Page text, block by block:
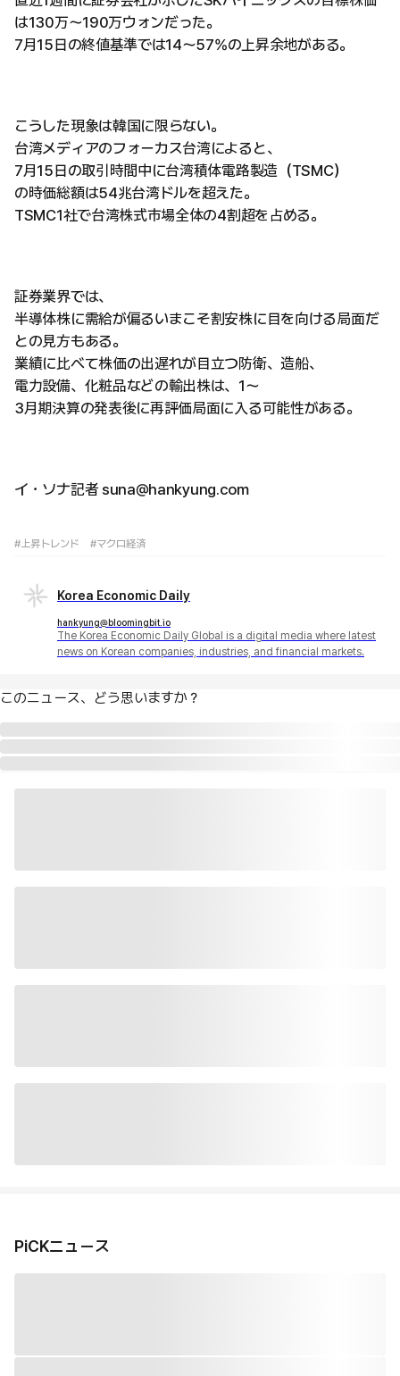
は130万〜190万ウォンだった。
7月15日の終値基準では14〜57%の上昇余地がある。
こうした現象は韓国に限らない。
台湾メディアのフォーカス台湾によると、
7月15日の取引時間中に台湾積体電路製造（TSMC）
の時価総額は54兆台湾ドルを超えた。
TSMC1社で台湾株式市場全体の4割超を占める。
証券業界では、
半導体株に需給が偏るいまこそ割安株に目を向ける局面だ
との見方もある。
業績に比べて株価の出遅れが目立つ防衛、造船、
電力設備、化粧品などの輸出株は、1〜
3月期決算の発表後に再評価局面に入る可能性がある。
イ・ソナ記者 suna@hankyung.com
#上昇トレンド #マクロ経済
Korea Economic Daily
hankyung@bloomingbit.io
The Korea Economic Daily Global is a digital media where latest
news on Korean companies, industries, and financial markets.
このニュース、どう思いますか？
PiCKニュース